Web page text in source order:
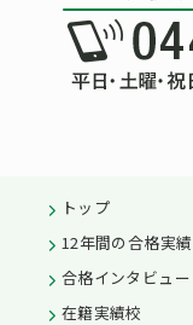
トップ
12年間の合格実績
合格インタビュー
在籍実績校